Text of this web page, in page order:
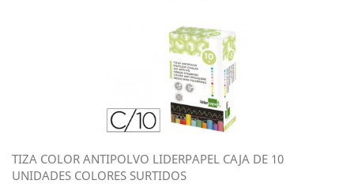
TIZA COLOR ANTIPOLVO LIDERPAPEL CAJA DE 10
UNIDADES COLORES SURTIDOS